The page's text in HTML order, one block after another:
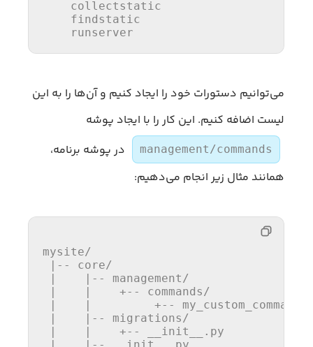
    collectstatic
    findstatic
    runserver
می‌توانیم دستورات خود را ایجاد کنیم و آن‌ها را به این
لیست اضافه کنیم. این کار را با ایجاد پوشه
management/commands
در پوشه برنامه،
همانند مثال زیر انجام می‌دهیم:
mysite/
|-- core/
|    |-- management/
|    |    +-- commands/
|    |         +--
|    |-- migrations/
|    |    +-- __init__.py
|    |-- __init__.py